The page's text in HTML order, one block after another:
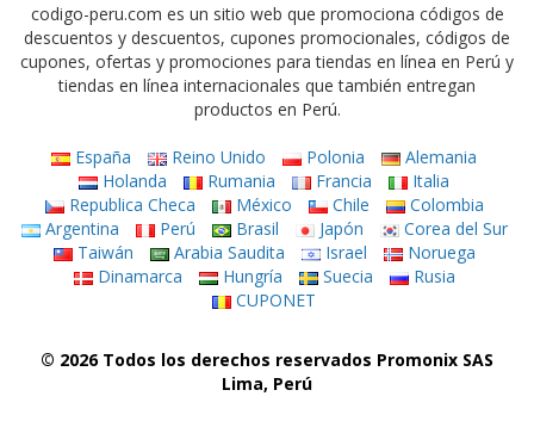
codigo-peru.com es un sitio web que promociona códigos de
descuentos y descuentos, cupones promocionales, códigos de
cupones, ofertas y promociones para tiendas en línea en Perú y
tiendas en línea internacionales que también entregan
productos en Perú.
España Reino Unido Polonia
Alemania
Holanda
Rumania Francia
Italia
Republica Checa
México Chile
Colombia
Argentina
Perú Brasil Japón
Corea del Sur
Taiwán
Arabia Saudita Israel
Noruega
Dinamarca
Hungría Suecia
Rusia
CUPONET
© 2026 Todos los derechos reservados Promonix SAS
Lima, Perú